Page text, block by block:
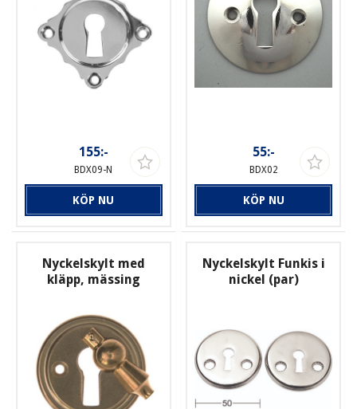
155:-
BDX09-N
KÖP NU
55:-
BDX02
KÖP NU
Nyckelskylt med
kläpp, mässing
Nyckelskylt Funkis i
nickel (par)